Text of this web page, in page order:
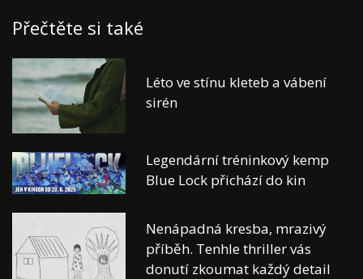
Přečtěte si také
Léto ve stínu kleteb a vábení
sirén
Legendární tréninkový kemp
Blue Lock přichází do kin
Nenápadná kresba, mrazivý
příběh. Tenhle thriller vás
donutí zkoumat každý detail